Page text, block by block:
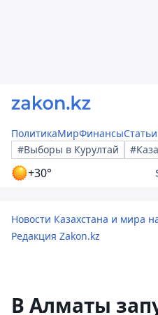
ПолитикаМирФинансыСтатьи
#Выборы в Курултай
+30°
Новости Казахстана и мира
Редакция Zakon.kz
В Алматы